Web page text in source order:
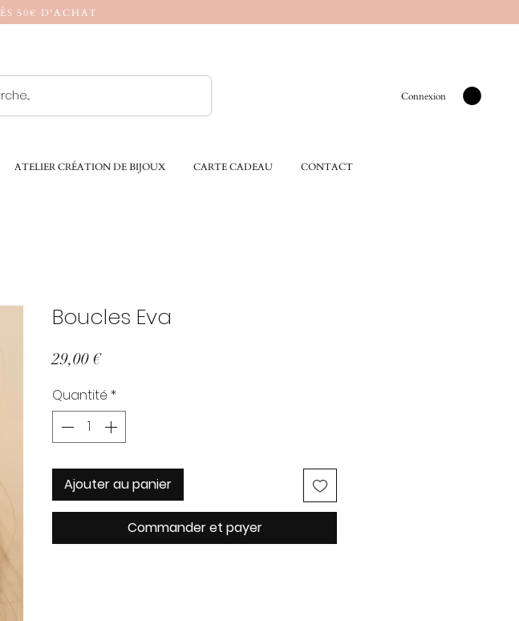
50€ D'ACHAT
Connexion
ATELIER CRÉATION DE BIJOUX CARTE CADEAU CONTACT
Boucles Eva
29,00 €Prix
Quantité *
Ajouter au panier
Commander et payer